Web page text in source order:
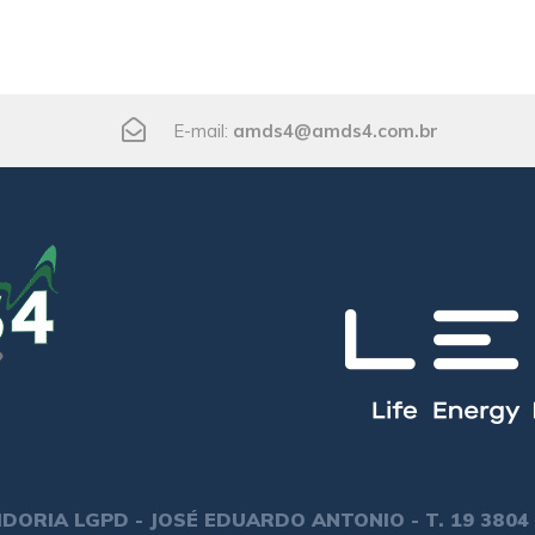
E-mail: amds4@amds4.com.br
LGPD - JOSÉ EDUARDO ANTONIO - T. 19